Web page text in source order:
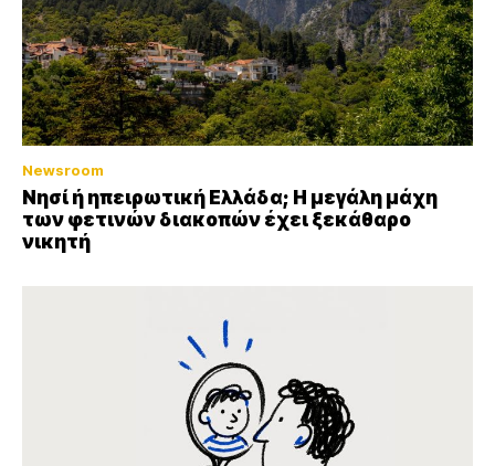
Newsroom
Νησί ή ηπειρωτική Ελλάδα; Η μεγάλη μάχη
των φετινών διακοπών έχει ξεκάθαρο
νικητή